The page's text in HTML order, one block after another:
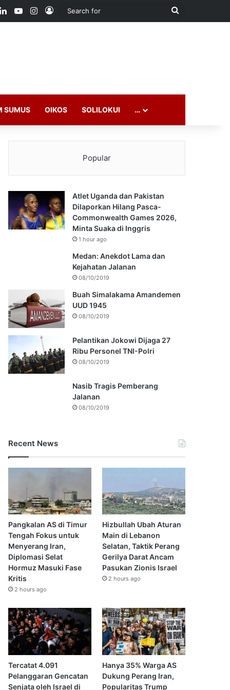
LinkedInYouTubeInstagram
Log In
Search
SUMUS OIKOS SOLILOKUI …
Popular
Atlet Uganda dan Pakistan
Dilaporkan Hilang Pasca-
Commonwealth Games 2026,
Minta Suaka di Inggris
1 hour ago
Medan: Anekdot Lama dan
Kejahatan Jalanan
08/10/2019
Buah Simalakama Amandemen
UUD 1945
08/10/2019
Pelantikan Jokowi Dijaga 27
Ribu Personel TNI-Polri
08/10/2019
Nasib Tragis Pemberang
Jalanan
08/10/2019
Recent News
Pangkalan AS di Timur
Tengah Fokus untuk
Menyerang Iran,
Diplomasi Selat
Hormuz Masuki Fase
Kritis
2 hours ago
Hizbullah Ubah Aturan
Main di Lebanon
Selatan, Taktik Perang
Gerilya Darat Ancam
Pasukan Zionis Israel
2 hours ago
Tercatat 4.091
Pelanggaran Gencatan
Senjata oleh Israel di
Hanya 35% Warga AS
Dukung Perang Iran,
Popularitas Trump